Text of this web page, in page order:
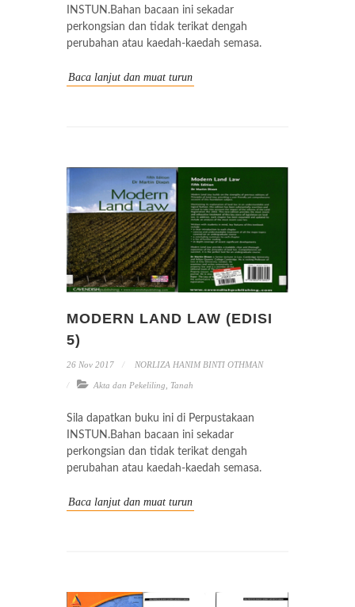
INSTUN.Bahan bacaan ini sekadar
perkongsian dan tidak terikat dengah
perubahan atau kaedah-kaedah semasa.
Baca lanjut dan muat turun
MODERN LAND LAW (EDISI
5)
26 Nov 2017 NORLIZA HANIM BINTI OTHMAN
Akta dan Pekeliling Tanah
Sila dapatkan buku ini di Perpustakaan
INSTUN.Bahan bacaan ini sekadar
perkongsian dan tidak terikat dengah
perubahan atau kaedah-kaedah semasa.
Baca lanjut dan muat turun